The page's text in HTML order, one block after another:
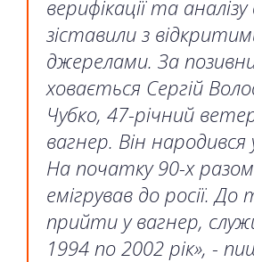
верифікації та
зіставили з
джерелами. За
ховається Сергій
Чубко, 47-річний
вагнер. Він народився
На початку 90-х
емігрував до росії. До
прийти у вагнер,
1994 по 2002 рік», -